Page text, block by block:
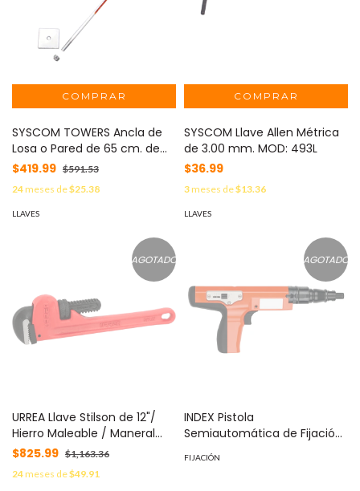
SYSCOM TOWERS Ancla de
Losa o Pared de 65 cm. de
1/2" de Diam. Galvanizado
Electrolítico. MOD: SAP-01
$419.99 $591.53
24meses de$25.38
LLAVES
SYSCOM Llave Allen Métrica
de 3.00 mm. MOD: 493L
$36.99
3meses de$13.36
LLAVES
AGOTADO
URREA Llave Stilson de 12"/
Hierro Maleable / Maneral
Ergonómico / Capacidad
Máx. Tubo 2"/ Sistema de
Quijadas con Resorte /
$825.99 $1,163.36
24meses de$49.91
AGOTADO
INDEX Pistola
Semiautomática de Fijación
a Pólvora / Diámetro de 8
mm / Selección de potencia
FIJACIÓN